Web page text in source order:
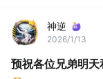
神逆
2026/1/13
预祝各位兄弟明